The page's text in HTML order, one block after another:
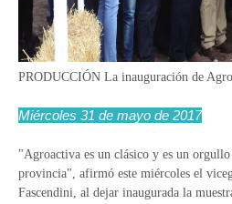
PRODUCCIÓN La inauguración de
Miércoles 31 de mayo de 2017
"Agroactiva es un clásico y es un orgullo
provincia", afirmó este miércoles el
Fascendini, al dejar inaugurada la